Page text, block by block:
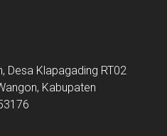
Desa Klapagading RT02
Kabupaten